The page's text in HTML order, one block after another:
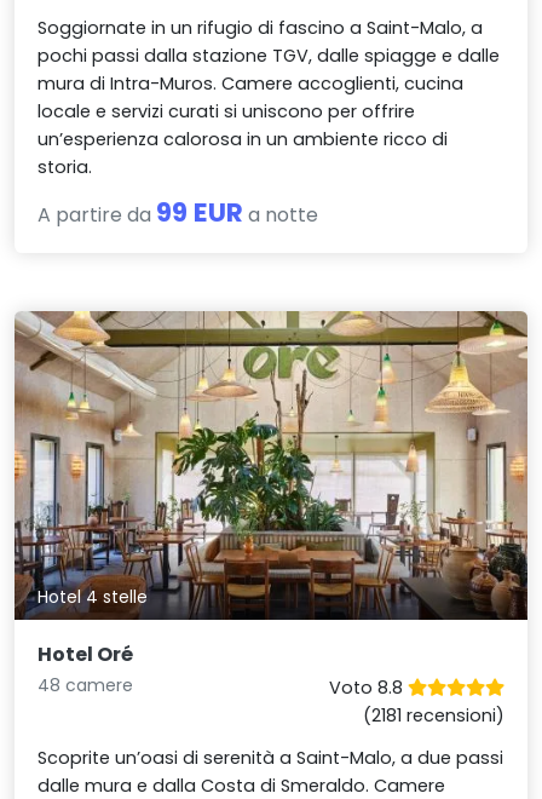
Soggiornate in un rifugio di fascino a Saint-Malo, a
pochi passi dalla stazione TGV, dalle spiagge e dalle
mura di Intra-Muros. Camere accoglienti, cucina
locale e servizi curati si uniscono per offrire
un’esperienza calorosa in un ambiente ricco di
storia.
A partire da 99 EUR a notte
Hotel 4 stelle
Hotel Oré
48 camere
Voto 8.8
(2181 recensioni)
Scoprite un’oasi di serenità a Saint-Malo, a due passi
dalle mura e dalla Costa di Smeraldo. Camere